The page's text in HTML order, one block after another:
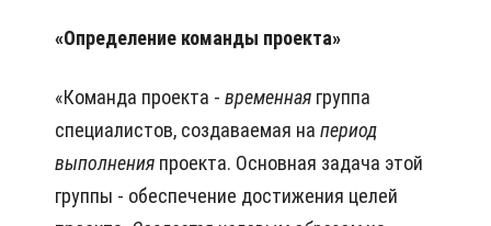
«Определение команды проекта»
«Команда проекта - временная группа
специалистов, создаваемая на период
выполнения проекта. Основная задача этой
группы - обеспечение достижения целей